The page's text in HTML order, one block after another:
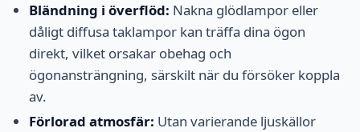
Bländning i överflöd: Nakna glödlampor eller
dåligt diffusa taklampor kan träffa dina ögon
direkt, vilket orsakar obehag och
ögonansträngning, särskilt när du försöker koppla
av.
Förlorad atmosfär: Utan varierande ljuskällor